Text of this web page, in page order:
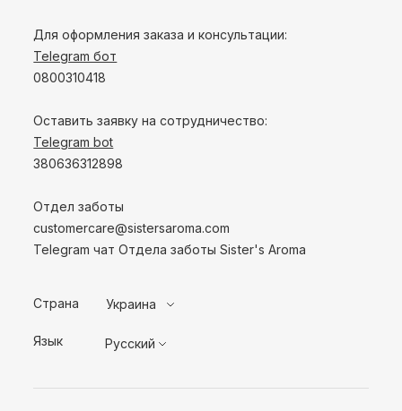
Для оформления заказа и консультации:
Telegram бот
0800310418
Оставить заявку на сотрудничество:
Telegram bot
380636312898
Отдел заботы
customercare@sistersaroma.com
Telegram чат Отдела заботы Sister's Aroma
Страна Украина
Язык Русский